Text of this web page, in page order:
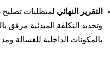
التقرير النهائي لمتطلبات
وتحديد التكلفة المبدئية مرفق
بالمكونات الداخلية للغسالة